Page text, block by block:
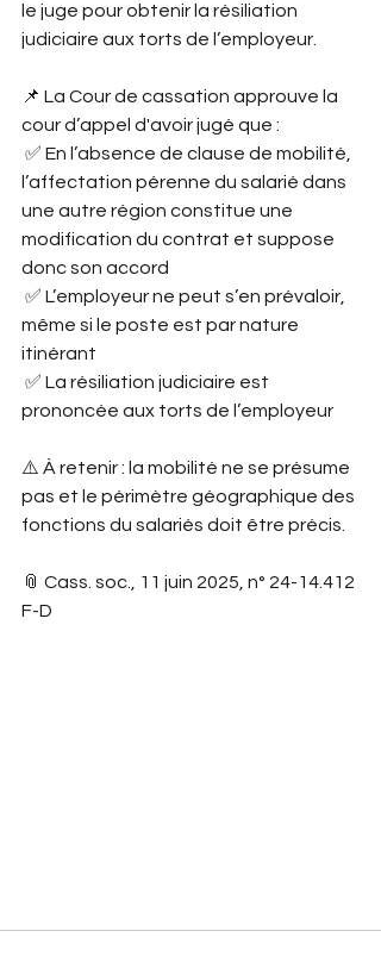
le juge pour obtenir la résiliation
judiciaire aux torts de l’employeur.
📌 La Cour de cassation approuve la
cour d’appel d'avoir jugé que :
✅ En l’absence de clause de mobilité,
l’affectation pérenne du salarié dans
une autre région constitue une
modification du contrat et suppose
donc son accord
✅ L’employeur ne peut s’en prévaloir,
même si le poste est par nature
itinérant
✅ La résiliation judiciaire est
prononcée aux torts de l’employeur
⚠️ À retenir : la mobilité ne se présume
pas et le périmètre géographique des
fonctions du salariés doit être précis.
📎 Cass. soc., 11 juin 2025, n° 24-14.412
F-D